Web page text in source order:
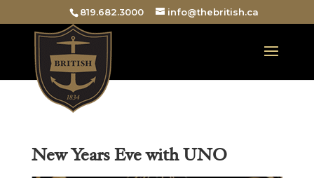
819.682.3000 info@thebritish.ca
New Years Eve with UNO